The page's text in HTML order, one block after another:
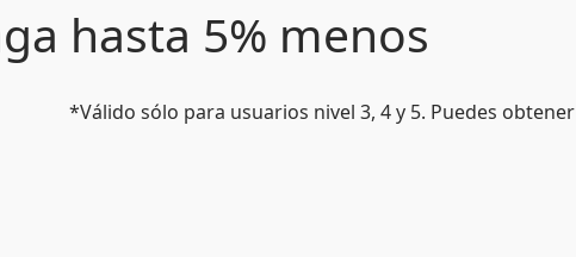
hasta 5% menos
*Válido sólo para usuarios nivel 3, 4 y 5. Puedes obtener